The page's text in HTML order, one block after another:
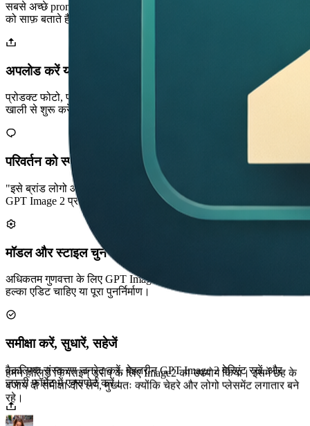
सबसे अच्छे prompts subject, style, composition, text और intended use
को साफ़ बताते हैं।
अपलोड करें या टेक्स्ट से शुरू करें
प्रोडक्ट फोटो, पोर्ट्रेट, स्केच अपलोड करें—या टेक्स्ट-टू-इमेज रन के लिए
खाली से शुरू करें।
परिवर्तन को स्पष्ट बताएं
"इसे ब्रांड लोगो और गर्म स्टूडियो लाइटिंग वाला चमकदार 3D खिलौना बनाएं."
GPT Image 2 प्राकृतिक ब्रीफ़ समझता है।
मॉडल और स्टाइल चुनें
अधिकतम गुणवत्ता के लिए GPT Image 2 चुनें, एक प्रीसेट लगाएँ, और तय करें
हल्का एडिट चाहिए या पूरा पुनर्निर्माण।
समीक्षा करें, सुधारें, सहेजें
वैकल्पिक संस्करण जनरेट करें, बेहतरीन GPT Image 2 वेरिएंट रखें, और
ज़रूरी फ़ॉर्मेट में एक्सपोर्ट करें।
मैं Image2 को सरल अंग्रेजी में संक्षिप्त कर सकता हूं और तुरंत उपयोगी
विज्ञापन संस्करण प्राप्त कर सकता हूं। हम अभी भी अंतिम चयन पर विचार कर
रहे हैं, लेकिन 80% विकल्प अभियान के लिए तैयार हैं।
Marco Chen
प्रदर्शन विपणक